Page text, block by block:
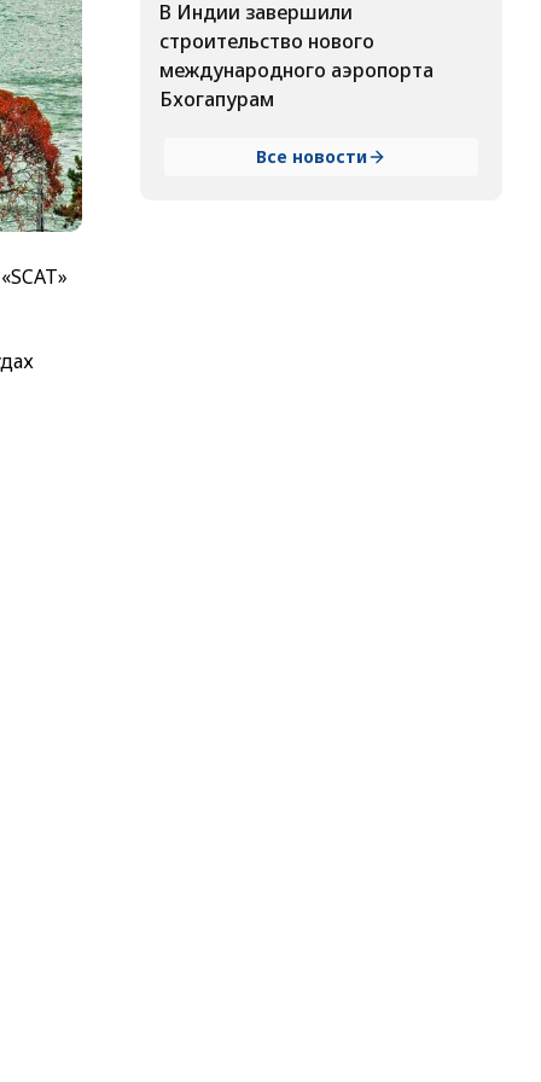
В Индии завершили
строительство нового
международного аэропорта
Бхогапурам
Все новости